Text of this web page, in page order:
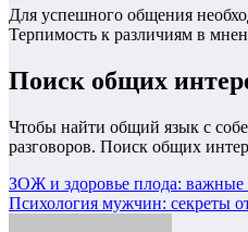
Для успешного общения
Терпимость к различиям в
Поиск общих
Чтобы найти общий язык с
разговоров. Поиск общих
Навигация
по
ЗОЖ и здоровье плода: важные
Психология мужчин: секреты